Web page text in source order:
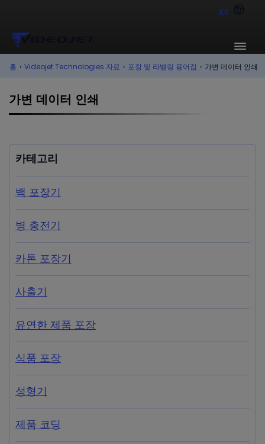
KR
홈 › Videojet Technologies 자료 › 포장 및 라벨링 용어집 › 가변 데이터 인쇄
가변 데이터 인쇄
카테고리
백 포장기
병 충전기
카톤 포장기
사출기
유연한 제품 포장
식품 포장
성형기
제품 코딩